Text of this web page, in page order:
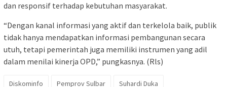
dan responsif terhadap kebutuhan masyarakat.
“Dengan kanal informasi yang aktif dan terkelola baik, publik
tidak hanya mendapatkan informasi pembangunan secara
utuh, tetapi pemerintah juga memiliki instrumen yang adil
dalam menilai kinerja OPD,” pungkasnya. (Rls)
Diskominfo Pemprov Sulbar Suhardi Duka